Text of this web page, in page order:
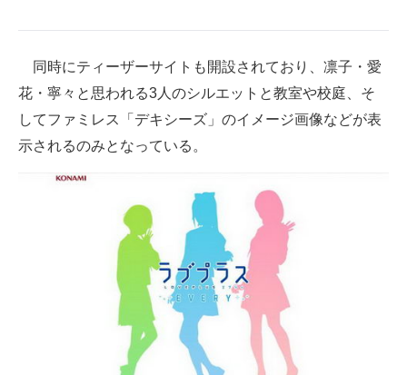
IT製品の技術・比較・事例
製造業のIT導入・活用を支援
エレクトロニクス専門サイト
電子設計の基本と応用
エネルギーの専門メディア
建設×テクノロジーの最前線
ちょっと気になるネットの話題
同時にティーザーサイトも開設されており、凛子・愛
花・寧々と思われる3人のシルエットと教室や校庭、そ
してファミレス「デキシーズ」のイメージ画像などが表
示されるのみとなっている。